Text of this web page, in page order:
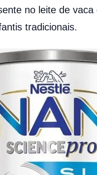
no leite de
tradicionais.